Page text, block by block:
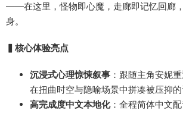
——在这里，怪物即心魔，走廊即记忆回廊
身。
▍核心体验亮点
沉浸式心理惊悚叙事 ：跟随主角安妮
在扭曲时空与隐喻场景中拼凑被压抑的
高完成度中文本地化：全程简体中文